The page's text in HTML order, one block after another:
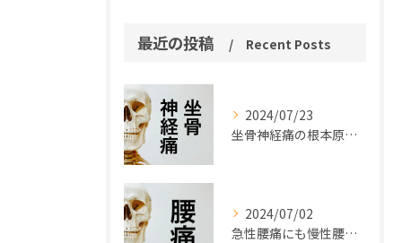
最近の投稿 Recent Posts
2024/07/23
坐骨神経痛の根本原因を理解出来ていますか？
2024/07/02
急性腰痛にも慢性腰痛にも共通する、腰痛改善ポイントがあります